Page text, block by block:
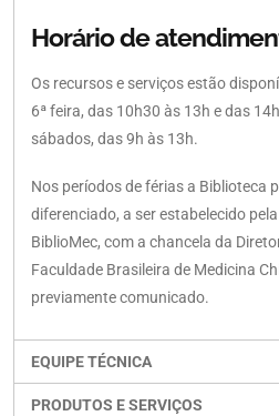
Horário de
Os recursos e serviços estão
6ª feira, das 10h30 às 13h e das
sábados, das 9h às 13h.
Nos períodos de férias a Biblioteca
diferenciado, a ser estabelecido
BiblioMec, com a chancela da
Faculdade Brasileira de Medicina
previamente comunicado.
EQUIPE TÉCNICA
PRODUTOS E SERVIÇOS